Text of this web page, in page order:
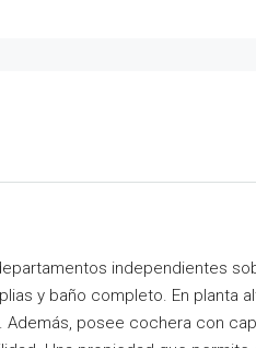
independientes
y baño completo. En
posee cochera con